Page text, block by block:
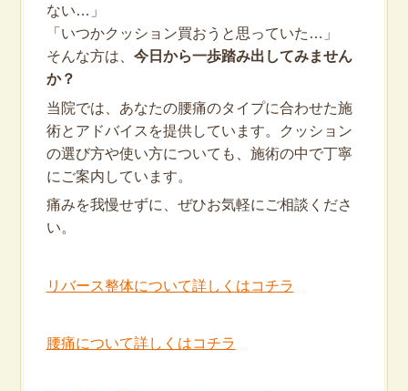
ない…」
「いつかクッション買おうと思っていた…」
そんな方は、 今日から一歩踏み出してみません
か？
当院では、あなたの腰痛のタイプに合わせた施
術とアドバイスを提供しています。クッション
の選び方や使い方についても、施術の中で丁寧
にご案内しています。
痛みを我慢せずに、ぜひお気軽にご相談くださ
い。
リバース整体について詳しくはコチラ
腰痛について詳しくはコチラ